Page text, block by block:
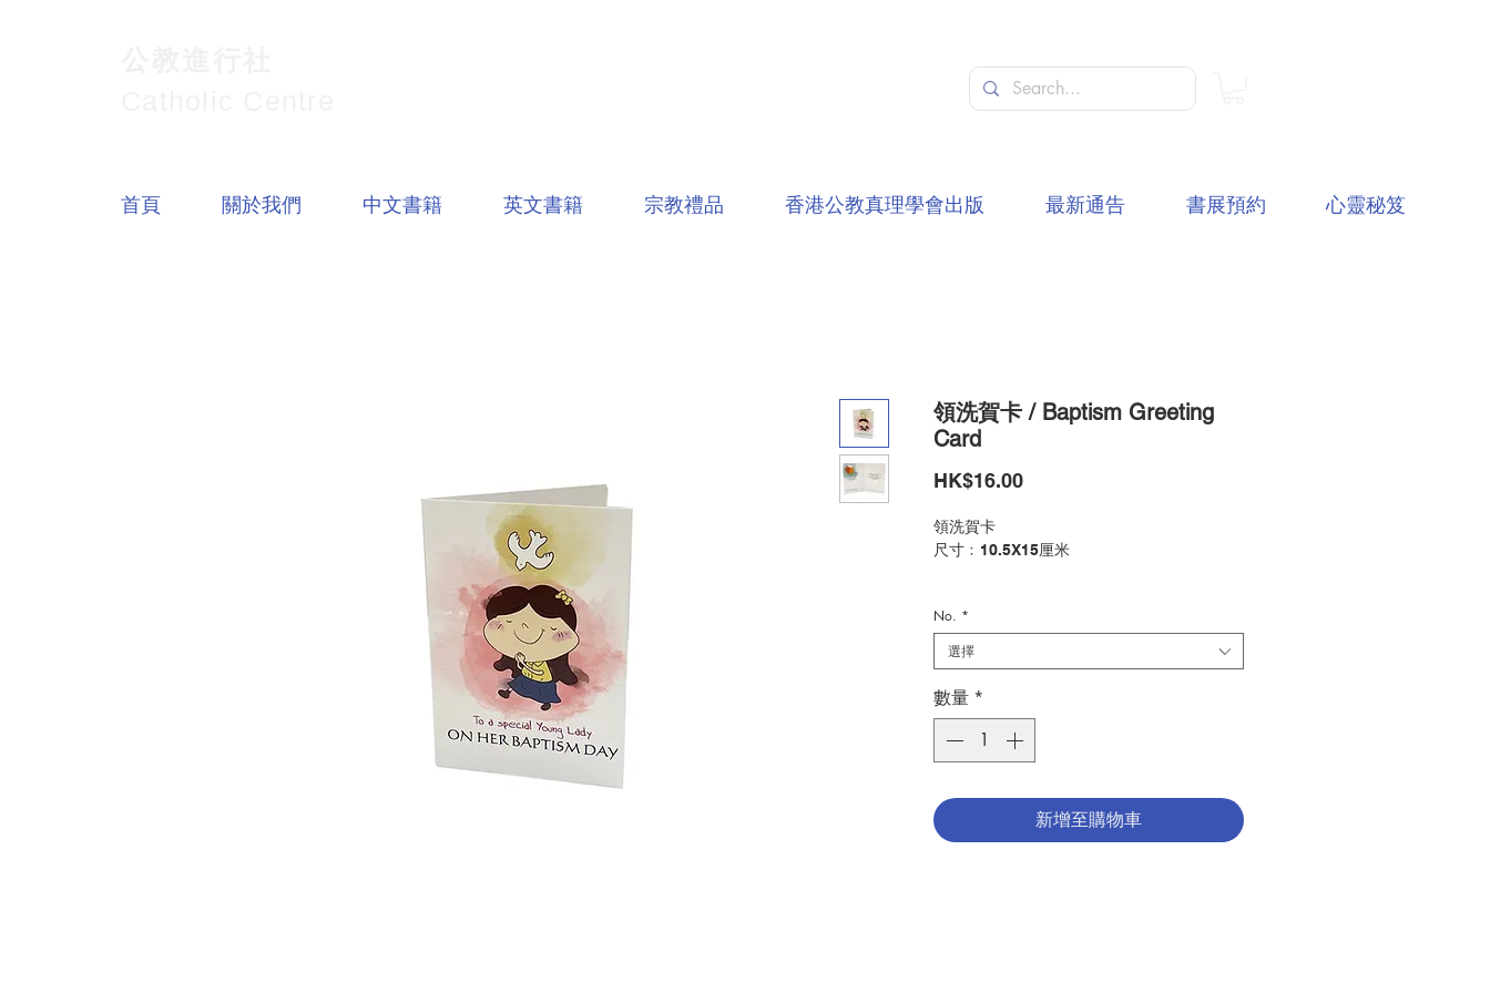
領洗賀卡 / Baptism Greeting
Card
HK$16.00價
領洗賀卡
尺寸﹕10.5X15厘米
Size:10X15CM
分類：其他
Category：other
No. 1020260164
No. *
選擇
數量 *
新增至購物車
首頁 關於我們 中文書籍 英文書籍 宗教禮品 香港公教真理學會出版 最新通告 書展預約 心靈秘笈